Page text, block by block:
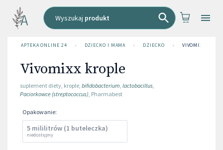
Wyszukaj produkt
APTEKA ONLINE 24 › DZIECKO I MAMA › DZIECKO › VIVOMIXX
Vivomixx krople
suplement diety, krople, bifidobacterium, lactobacillus,
Paciorkowce (streptococcus), Pharmabest
Opakowanie:
5 mililitrów (1 buteleczka)
niedostępny